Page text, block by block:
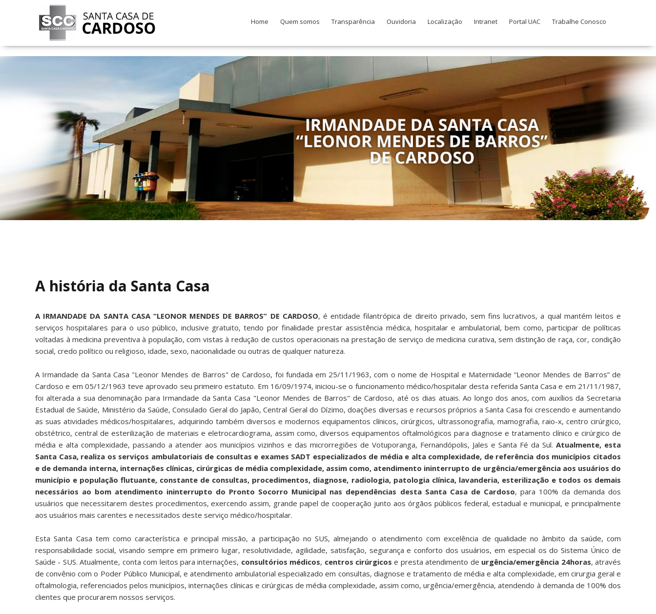
Home Quem somos Transparência Ouvidoria Localização Intranet Portal UAC Trabalhe Conosco
A história da Santa Casa
A IRMANDADE DA SANTA CASA “LEONOR MENDES DE BARROS” DE CARDOSO, é entidade filantrópica de direito privado, sem fins lucrativos, a qual mantém leitos e
serviços hospitalares para o uso público, inclusive gratuito, tendo por finalidade prestar assistência médica, hospitalar e ambulatorial, bem como, participar de políticas
voltadas à medicina preventiva à população, com vistas à redução de custos operacionais na prestação de serviço de medicina curativa, sem distinção de raça, cor, condição
social, credo político ou religioso, idade, sexo, nacionalidade ou outras de qualquer natureza.
A Irmandade da Santa Casa "Leonor Mendes de Barros" de Cardoso, foi fundada em 25/11/1963, com o nome de Hospital e Maternidade “Leonor Mendes de Barros” de
Cardoso e em 05/12/1963 teve aprovado seu primeiro estatuto. Em 16/09/1974, iniciou-se o funcionamento médico/hospitalar desta referida Santa Casa e em 21/11/1987,
foi alterada a sua denominação para Irmandade da Santa Casa "Leonor Mendes de Barros" de Cardoso, até os dias atuais. Ao longo dos anos, com auxílios da Secretaria
Estadual de Saúde, Ministério da Saúde, Consulado Geral do Japão, Central Geral do Dízimo, doações diversas e recursos próprios a Santa Casa foi crescendo e aumentando
as suas atividades médicos/hospitalares, adquirindo também diversos e modernos equipamentos clínicos, cirúrgicos, ultrassonografia, mamografia, raio-x, centro cirúrgico,
obstétrico, central de esterilização de materiais e eletrocardiograma, assim como, diversos equipamentos oftalmológicos para diagnose e tratamento clínico e cirúrgico de
média e alta complexidade, passando a atender aos municípios vizinhos e das microrregiões de Votuporanga, Fernandópolis, Jales e Santa Fé da Sul. Atualmente, esta
Santa Casa, realiza os serviços ambulatoriais de consultas e exames SADT especializados de média e alta complexidade, de referência dos municípios citados
e de demanda interna, internações clínicas, cirúrgicas de média complexidade, assim como, atendimento ininterrupto de urgência/emergência aos usuários do
município e população flutuante, constante de consultas, procedimentos, diagnose, radiologia, patologia clínica, lavanderia, esterilização e todos os demais
necessários ao bom atendimento ininterrupto do Pronto Socorro Municipal nas dependências desta Santa Casa de Cardoso, para 100% da demanda dos
usuários que necessitarem destes procedimentos, exercendo assim, grande papel de cooperação junto aos órgãos públicos federal, estadual e municipal, e principalmente
aos usuários mais carentes e necessitados deste serviço médico/hospitalar.
Esta Santa Casa tem como característica e principal missão, a participação no SUS, almejando o atendimento com excelência de qualidade no âmbito da saúde, com
responsabilidade social, visando sempre em primeiro lugar, resolutividade, agilidade, satisfação, segurança e conforto dos usuários, em especial os do Sistema Único de
Saúde - SUS. Atualmente, conta com leitos para internações, consultórios médicos, centros cirúrgicos e presta atendimento de urgência/emergência 24horas, através
de convênio com o Poder Público Municipal, e atendimento ambulatorial especializado em consultas, diagnose e tratamento de média e alta complexidade, em cirurgia geral e
oftalmologia, referenciados pelos municípios, internações clínicas e cirúrgicas de média complexidade, assim como, urgência/emergência, atendendo à demanda de 100% dos
clientes que procurarem nossos serviços.